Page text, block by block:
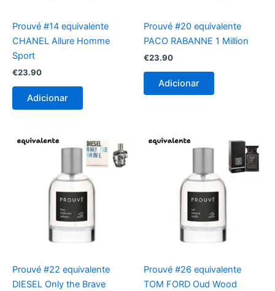
Prouvé #14 equivalente
CHANEL Allure Homme
Sport
€23.90
Adicionar
Prouvé #20 equivalente
PACO RABANNE 1 Million
€23.90
Adicionar
Prouvé #22 equivalente
DIESEL Only the Brave
Prouvé #26 equivalente
TOM FORD Oud Wood